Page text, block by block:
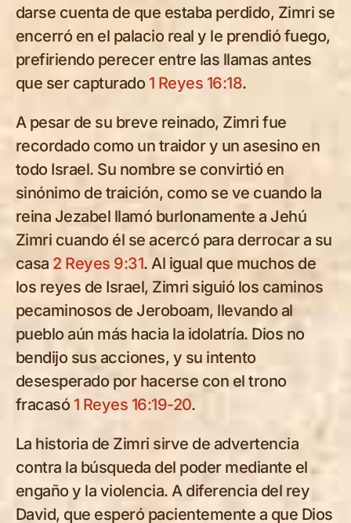
darse cuenta de que estaba perdido, Zimri se
encerró en el palacio real y le prendió fuego,
prefiriendo perecer entre las llamas antes
que ser capturado 1 Reyes 16:18.
A pesar de su breve reinado, Zimri fue
recordado como un traidor y un asesino en
todo Israel. Su nombre se convirtió en
sinónimo de traición, como se ve cuando la
reina Jezabel llamó burlonamente a Jehú
Zimri cuando él se acercó para derrocar a su
casa 2 Reyes 9:31. Al igual que muchos de
los reyes de Israel, Zimri siguió los caminos
pecaminosos de Jeroboam, llevando al
pueblo aún más hacia la idolatría. Dios no
bendijo sus acciones, y su intento
desesperado por hacerse con el trono
fracasó 1 Reyes 16:19-20.
La historia de Zimri sirve de advertencia
contra la búsqueda del poder mediante el
engaño y la violencia. A diferencia del rey
David, que esperó pacientemente a que Dios